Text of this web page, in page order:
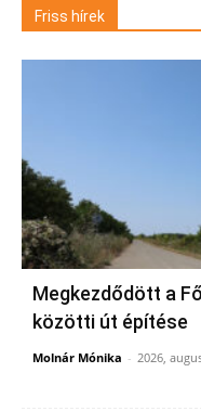
Friss hírek
Megkezdődött a
közötti út építése
Molnár Mónika - 2026,